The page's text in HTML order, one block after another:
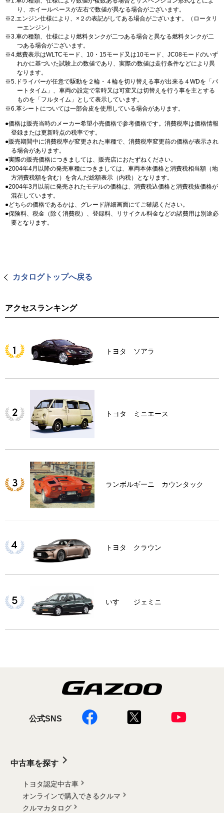
り、ホイールベースが左右で数値が異なる場合がございます。
2.エンジン仕様により、×２の表記がしてある場合がございます。（ロータリ
ーエンジン）
3.車の種類、仕様により燃料タンクが二つある場合と異なる燃料タンクが二
つある場合がございます。
4.燃費表示はWLTCモード、10・15モード又は10モード、JC08モードのいず
れかに基づいた試験上の数値であり、実際の数値は走行条件などにより異
なります。
5.ドライバーが任意で駆動を２輪・４輪を切り替える事が出来る４WDを「パ
ートタイム」、車両の設定で常時又は可変又は切替えを行う事を主とする
ものを「フルタイム」として表示しています。
6.革シートについては一部合皮を使用している場合があります。
価格は販売当時のメーカー希望小売価格で参考価格です。消費税率は価格情報
登録または更新時点の税率です。
販売期間中に消費税率が変更された車種で、消費税率変更前の価格が表示され
る場合があります。
実際の販売価格につきましては、販売店におたずねください。
2004年4月以降の発売車種につきましては、車両本体価格と消費税相当額（地
方消費税額を含む）を含んだ総額表示（内税）となります。
2004年3月以前に発売されたモデルの価格は、消費税込価格と消費税抜価格が
混在しています。
どちらの価格であるかは、グレード詳細画面にてご確認ください。
保険料、税金（除く消費税）、登録料、リサイクル料金などの諸費用は別途必
要となります。
カタログトップへ戻る
アクセスランキング
トヨタ ソアラ
トヨタ ミニエース
ランボルギーニ カウンタック
トヨタ クラウン
いすゞ ジェミニ
公式SNS
中古車を探す
トヨタ認定中古車
オンラインで購入できるクルマ
クルマカタログ